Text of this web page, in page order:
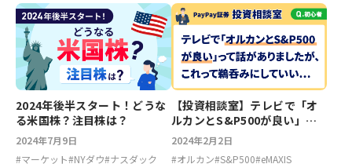
2024年後半スタート！どうな
る米国株？注目株は？
2024年7月9日
#マーケット#NYダウ#ナスダック
【投資相談室】テレビで「オ
ルカンとS&P500が良い」っ
て話がありましたが、これっ
て鵜呑みにしていいんです
2024年2月2日
#オルカン#S&P500#eMAXIS